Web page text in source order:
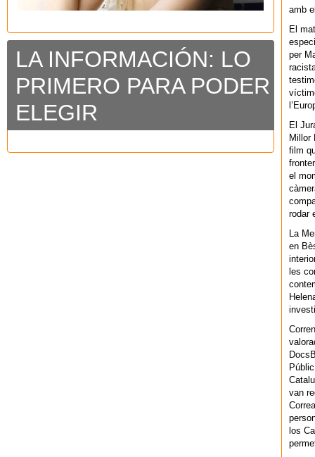
LA INFORMACIÓN: LO
PRIMERO PARA PODER
ELEGIR
amb
El
per
El
Millor
film
el
rodar
La
en
les
van
los